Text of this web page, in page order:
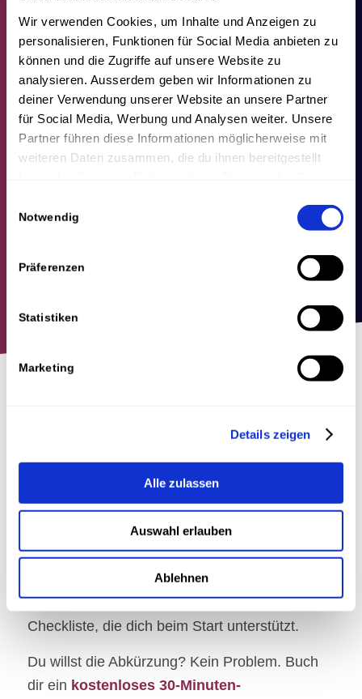
Wir verwenden Cookies, um Inhalte und Anzeigen zu
personalisieren, Funktionen für Social Media anbieten zu
können und die Zugriffe auf unsere Website zu
analysieren. Ausserdem geben wir Informationen zu
deiner Verwendung unserer Website an unsere Partner
für Social Media, Werbung und Analysen weiter. Unsere
Partner führen diese Informationen möglicherweise mit
weiteren Daten zusammen, die du ihnen bereitgestellt
Notwendig
Präferenzen
Statistiken
Marketing
Details zeigen
Alle zulassen
Auswahl erlauben
Ablehnen
über B2B-Leadgenerierung?
B2B-Leadgenerierung
ist und findest am Ende des Artikels eine
Checkliste, die dich beim Start unterstützt.
Du willst die Abkürzung? Kein Problem. Buch
dir ein kostenloses 30-Minuten-